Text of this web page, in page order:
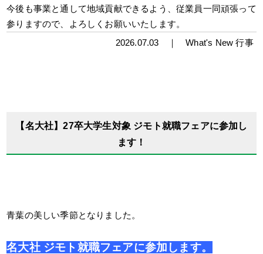
今後も事業と通して地域貢献できるよう、従業員一同頑張って
参りますので、よろしくお願いいたします。
2026.07.03 ｜What's New 行事
【名大社】27卒大学生対象 ジモト就職フェアに参加し
ます！
青葉の美しい季節となりました。
名大社 ジモト就職フェアに参加します。